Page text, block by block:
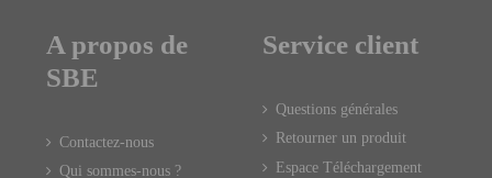
A propos de
SBE
Contactez-nous
Qui sommes-nous ?
Service client
Questions générales
Retourner un produit
Espace Téléchargement